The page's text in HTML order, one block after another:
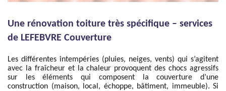
Une rénovation toiture très spécifique – services
de LEFEBVRE Couverture
Les différentes intempéries (pluies, neiges, vents) qui s’agitent
avec la fraîcheur et la chaleur provoquent des chocs agressifs
sur les éléments qui composent la couverture d’une
construction (maison, local, échoppe, bâtiment, immeuble). Si